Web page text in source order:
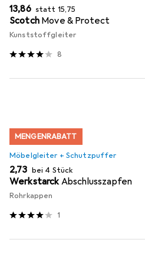
EUR
13,86 statt EUR
15,75
Scotch Move & Protect
Kunststoffgleiter
8
MENGENRABATT
Möbelgleiter + Schutzpuffer
EUR
2,73 bei 4 Stück
WerkstarckAbschlusszapfen
Rohrkappen
1